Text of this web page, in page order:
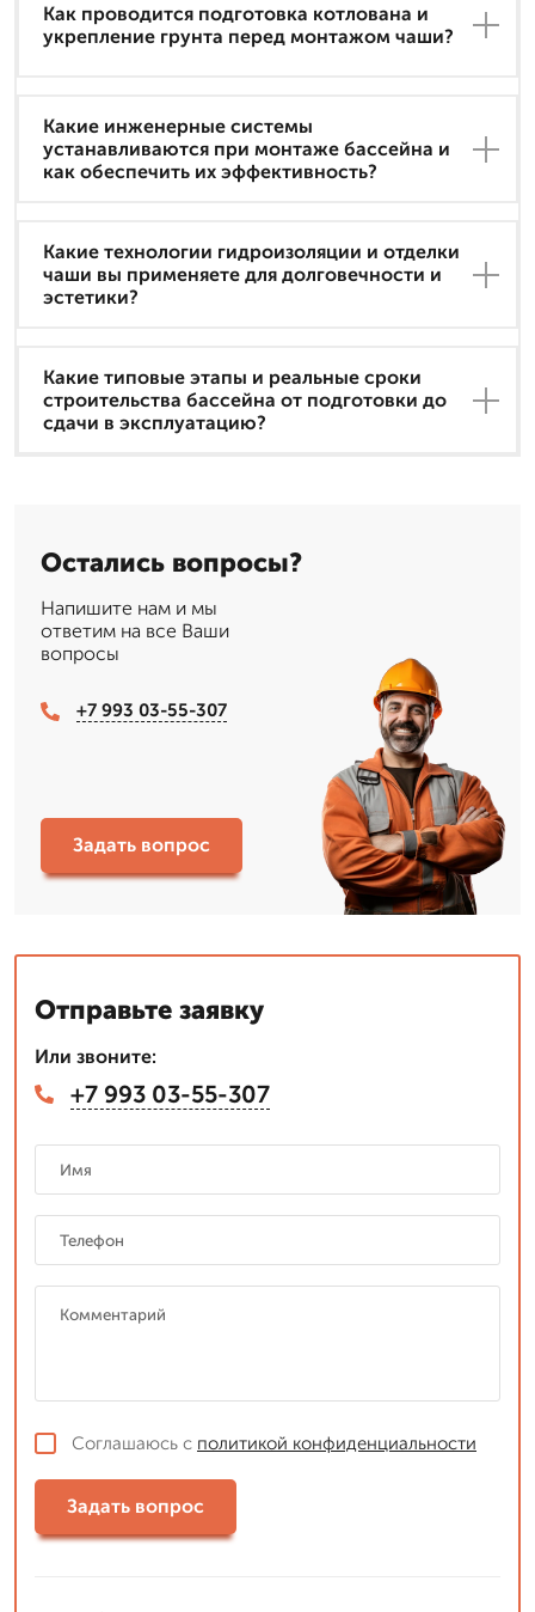
Как проводится подготовка котлована и
укрепление грунта перед монтажом чаши?
Какие инженерные системы
устанавливаются при монтаже бассейна и
как обеспечить их эффективность?
Какие технологии гидроизоляции и отделки
чаши вы применяете для долговечности и
эстетики?
Какие типовые этапы и реальные сроки
строительства бассейна от подготовки до
сдачи в эксплуатацию?
Остались вопросы?
Напишите нам и мы
ответим на все Ваши
вопросы
+7 993 03-55-307
Задать вопрос
Отправьте заявку
Или звоните:
+7 993 03-55-307
Соглашаюсь с политикой конфиденциальности
Задать вопрос